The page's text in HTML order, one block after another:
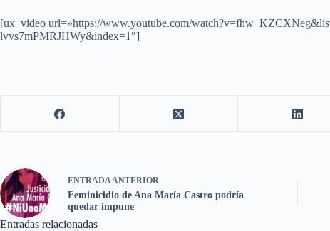
[ux_video url=»https://www.youtube.com/
lvvs7mPMRJHWy&index=1″]
ENTRADAANTERIOR
Feminicidio de Ana María Castro podría
quedar impune
Entradas relacionadas